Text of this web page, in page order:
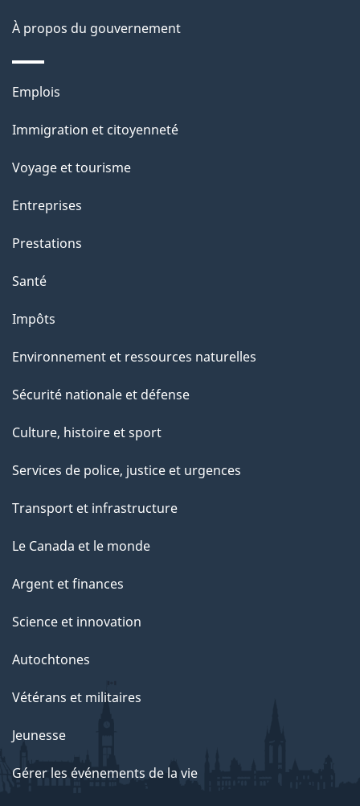
n
s
u
r
c
t
t
a
e
À propos du gouvernement
Thèmes
sujets
Emplois
Immigration et citoyenneté
Voyage et tourisme
Entreprises
Prestations
Santé
Impôts
Environnement et ressources naturelles
Sécurité nationale et défense
Culture, histoire et sport
Services de police, justice et urgences
Transport et infrastructure
Le Canada et le monde
Argent et finances
Science et innovation
Autochtones
Vétérans et militaires
Jeunesse
Gérer les événements de la vie